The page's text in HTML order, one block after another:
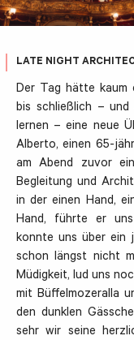
LATE NIGHT
Der Tag hätte kaum
bis schließlich –
lernen – eine neue
Alberto, einen 65-
am Abend zuvor
Begleitung und
in der einen Hand,
Hand, führte er
konnte uns über ein
schon längst nicht
Müdigkeit, lud uns
mit Büffelmozeralla
den dunklen
sehr wir seine